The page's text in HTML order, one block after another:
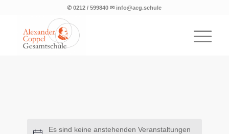
✆ 0212 / 599840 ✉ info@acg.schule
Es sind keine anstehenden Veranstaltungen